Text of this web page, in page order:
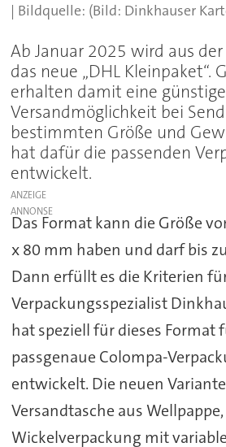
(Bild: Dinkhauser
Ab Januar 2025 wird aus
das neue „DHL Kleinpaket“.
erhalten damit eine
Versandmöglichkeit bei
bestimmten Größe und
hat dafür die passenden
entwickelt.
ANZEIGE
Das Format kann die Größe
x 80 mm haben und darf bis
Dann erfüllt es die Kriterien
Verpackungsspezialist
hat speziell für dieses Format
passgenaue Colompa-
entwickelt. Die neuen
Versandtasche aus Wellpappe,
Wickelverpackung mit